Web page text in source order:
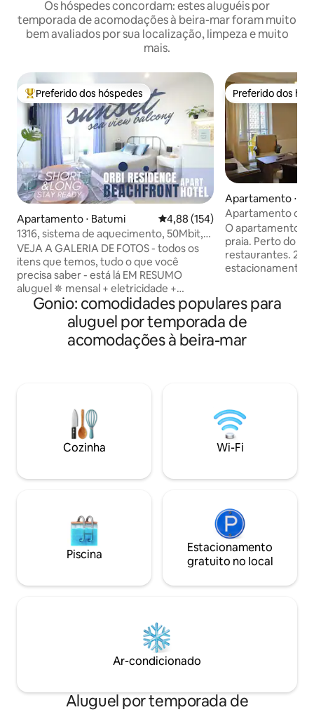
Os hóspedes concordam: estes aluguéis por
temporada de acomodações à beira-mar foram muito
bem avaliados por sua localização, limpeza e muito
mais.
Entre os melhores preferidos dos hóspedes
Preferido dos hóspedes
Apartamento ⋅ Batumi 4,88 de uma avaliação média de
4,88 (154)
1316, sistema de aquecimento, 50Mbit,
varanda com vista para o mar
VEJA A GALERIA DE FOTOS - todos os
itens que temos, tudo o que você
precisa saber - está lá EM RESUMO
aluguel ✵ mensal + eletricidade +
limpeza (para hóspedes de longa
duração) ✵ com sistema de
aquecimento + ar condicionado ✵ este e
mais 9 apartamentos no apart-hotel
especiarias) ✧ ferro, máquina de lavar
roupa (sem sabão em pó) ✧ toalhas,
roupa de cama, sabonete (sem xampu,
chinelos) ✧ água/internet e 15 passeios
Preferido dos
Preferido dos
Apartamento ⋅
Apartamento
O apartamento
praia. Perto do
restaurantes. 2
estacionamento
torradeira,
quente, internet
viajantes
negócios e famílias
gratuito, para
individuais,
famílias com
Gonio: comodidades populares para
aluguel por temporada de
acomodações à beira-mar
Cozinha Wi-Fi
Piscina
Estacionamento
gratuito no local
Ar-condicionado
Aluguel por temporada de